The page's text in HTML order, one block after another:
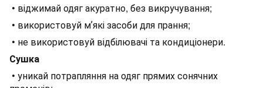
• віджимай одяг акуратно, без викручування;
• використовуй мʼякі засоби для прання;
• не використовуй відбілювачі та кондиціонери.
Сушка
• уникай потрапляння на одяг прямих сонячних